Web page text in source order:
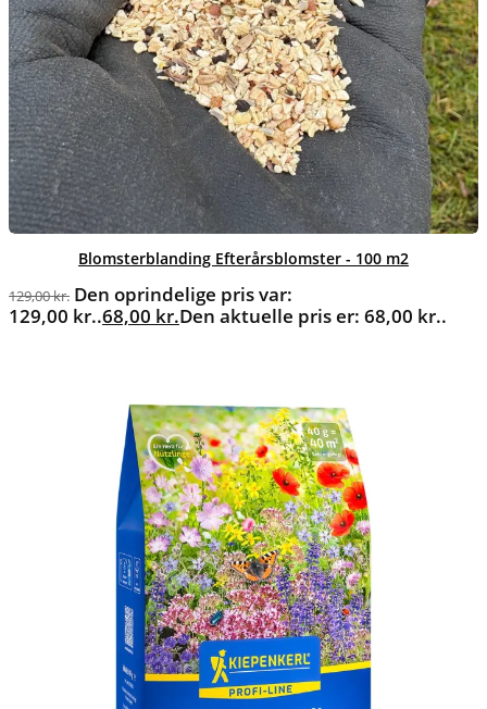
Blomsterblanding Efterårsblomster - 100 m2
129,00kr. Den oprindelige pris var:
129,00 kr..68,00 kr.Den aktuelle pris er: 68,00 kr..